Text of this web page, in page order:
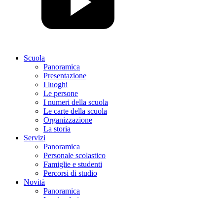
Scuola
Panoramica
Presentazione
I luoghi
Le persone
I numeri della scuola
Le carte della scuola
Organizzazione
La storia
Servizi
Panoramica
Personale scolastico
Famiglie e studenti
Percorsi di studio
Novità
Panoramica